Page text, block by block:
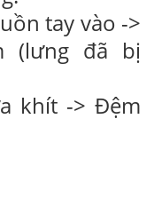
tay vào ->
(lưng đã bị
khít -> Đệm